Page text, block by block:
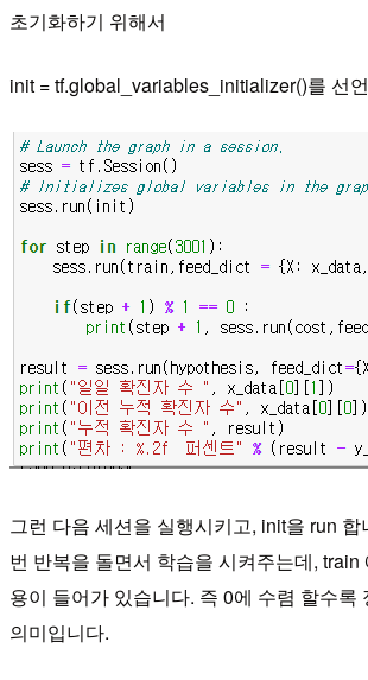
초기화하기 위해서
init = tf.global_variables_initializer()를 선
그런 다음 세션을 실행시키고, init을 run 합
번 반복을 돌면서 학습을 시켜주는데, train
용이 들어가 있습니다. 즉 0에 수렴 할수록
의미입니다.